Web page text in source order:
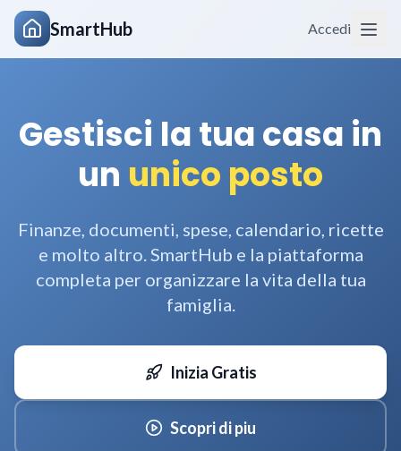
SmartHub Accedi
Gestisci la tua casa in
un unico posto
Finanze, documenti, spese, calendario, ricette
e molto altro. SmartHub e la piattaforma
completa per organizzare la vita della tua
famiglia.
Inizia Gratis
Scopri di piu